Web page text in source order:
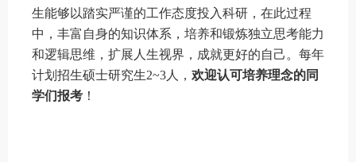
生能够以踏实严谨的工作态度投入科研，在此过程
中，丰富自身的知识体系，培养和锻炼独立思考能力
和逻辑思维，扩展人生视界，成就更好的自己。每年
计划招生硕士研究生2~3人， 欢迎认可培养理念的同
学们报考 ！